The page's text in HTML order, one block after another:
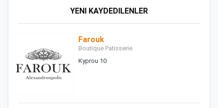
YENI KAYDEDILENLER
Farouk
Boutique Patisserie
Kyprou 10